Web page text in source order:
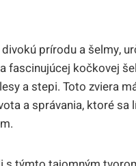
prírodu a šelmy,
fascinujúcej kočkovej
a stepi. Toto zviera
a správania, ktoré sa